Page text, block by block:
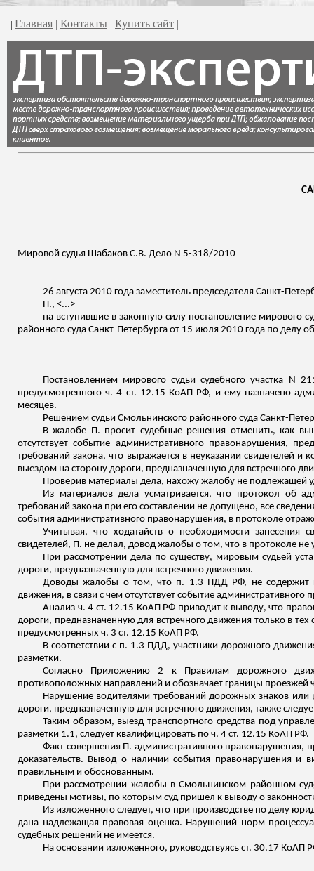
| Главная | Контакты | Купить сайт |
Мировой судья Шабаков С.В. Дело N 5-318/2010
26 августа 2010 года заместитель председателя Санкт-
П., <...>
на вступившие в законную силу постановление мирового
районного суда Санкт-Петербурга от 15 июля 2010 года по
Постановлением мирового судьи судебного участка
предусмотренного ч. 4 ст. 12.15 КоАП РФ, и ему назначено
месяцев.
Решением судьи Смольнинского районного суда Санкт-
В жалобе П. просит судебные решения отменить, как
отсутствует событие административного правонарушения,
требований закона, что выражается в неуказании свидетелей и
выездом на сторону дороги, предназначенную для встречного
Проверив материалы дела, нахожу жалобу не
Из материалов дела усматривается, что протокол об
требований закона при его составлении не допущено, все
события административного правонарушения, в протоколе
Учитывая, что ходатайств о необходимости
свидетелей, П. не делал, довод жалобы о том, что в протоколе
При рассмотрении дела по существу, мировым судьей
дороги, предназначенную для встречного движения.
Доводы жалобы о том, что п. 1.3 ПДД РФ, не содержит
движения, в связи с чем отсутствует событие
Анализ ч. 4 ст. 12.15 КоАП РФ приводит к выводу, что
дороги, предназначенную для встречного движения только в
предусмотренных ч. 3 ст. 12.15 КоАП РФ.
В соответствии с п. 1.3 ПДД, участники дорожного
разметки.
Согласно Приложению 2 к Правилам дорожного
противоположных направлений и обозначает границы проезжей
Нарушение водителями требований дорожных знаков или
дороги, предназначенную для встречного движения, также
Таким образом, выезд транспортного средства под
разметки 1.1, следует квалифицировать по ч. 4 ст. 12.15 КоАП РФ.
Факт совершения П. административного правонарушения,
доказательств. Вывод о наличии события правонарушения и
правильным и обоснованным.
При рассмотрении жалобы вСмольнинском районном
приведены мотивы, по которым суд пришел к выводу о
Из изложенного следует, что при производстве по делу
дана надлежащая правовая оценка. Нарушений норм
судебных решений не имеется.
На основании изложенного, руководствуясь ст. 30.17 КоАП